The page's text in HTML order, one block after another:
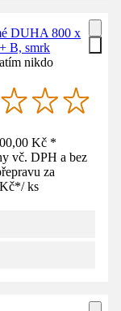
DUHA 800 x
B, smrk
nikdo
Kč *
vč. DPH a bez
za
*/ ks